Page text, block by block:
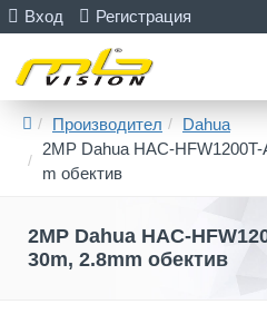
Вход Регистрация
Производител
Dahua
2MP Dahua HAC-
m обектив
2MP Dahua HAC-
30m, 2.8mm обектив